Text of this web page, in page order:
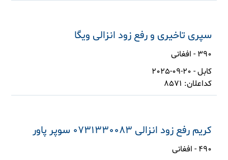
سپری تاخیری و رفع زود انزالی ویگا
390 - افغانی
کابل - 20-09-2025
کداعلان: 8571
کریم رفع زود انزالی 0731330083 سوپر پاور
490 - افغانی